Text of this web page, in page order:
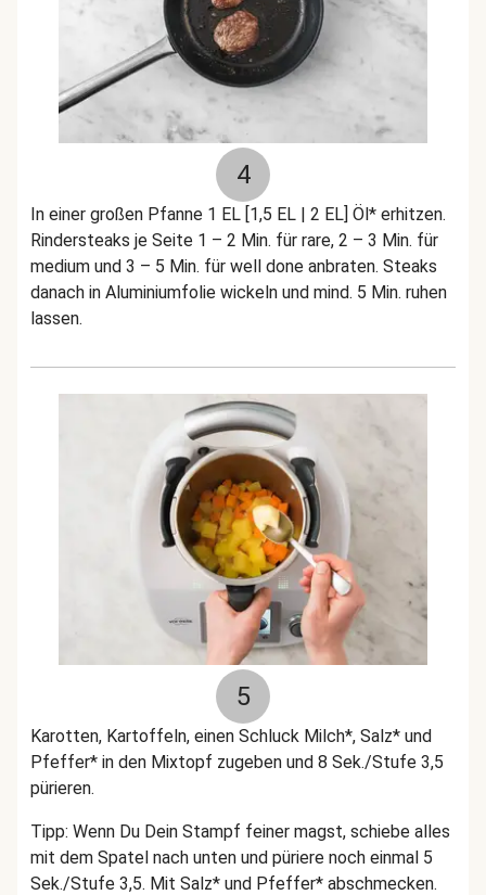
4
In einer großen Pfanne 1 EL [1,5 EL | 2 EL] Öl* erhitzen.
Rindersteaks je Seite 1 – 2 Min. für rare, 2 – 3 Min. für
medium und 3 – 5 Min. für well done anbraten. Steaks
danach in Aluminiumfolie wickeln und mind. 5 Min. ruhen
lassen.
5
Karotten, Kartoffeln, einen Schluck Milch*, Salz* und
Pfeffer* in den Mixtopf zugeben und 8 Sek./Stufe 3,5
pürieren.
Tipp: Wenn Du Dein Stampf feiner magst, schiebe alles
mit dem Spatel nach unten und püriere noch einmal 5
Sek./Stufe 3,5. Mit Salz* und Pfeffer* abschmecken.